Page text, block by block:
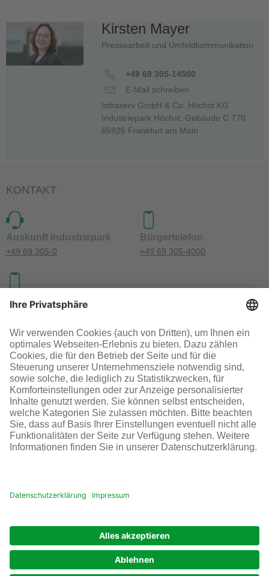
Kirsten Mayer
Pressearbeit und Umfeldkommunikation
+49 69 305-14500
E-Mail schreiben
Infraserv GmbH & Co. Höchst KG
Industriepark Höchst, Gebäude C 770
65926 Frankfurt am Main
KONTAKT
Auskunft Industriepark
+49 69 305-0
Bürgertelefon
+49 69 305-4000
Investoren-Kontakt
+49 69 305-46300
SOCIAL MEDIA
AGB Impressum Datenschutz Cookie-Einstellungen